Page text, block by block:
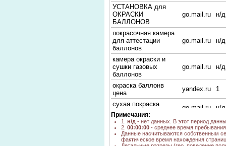
УСТАНОВКА для
ОКРАСКИ
БАЛЛОНОВ
go.mail.ru н/д
покрасочная камера
для аттестации
баллонов
go.mail.ru н/д
камера окраски и
сушки газовых
баллонов
go.mail.ru н/д
окраска баллонв
цена
yandex.ru
1
сухая покраска
газовых баллонов
go.mail.ru
н/д
ЛИНИЯ ОКРАСКИ
БАЛЛОНОВ
yandex.ru
4
покрасочные камеры
Примечания:
1. н/д - нет данных. В этот период
2. 00:00:00 - среднее время
Данные насчитываются собственным
фактическое время нахождения